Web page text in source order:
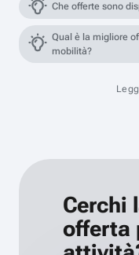
Che offerte sono
Qual è la migliore
mobilità?
Cerchi
offerta